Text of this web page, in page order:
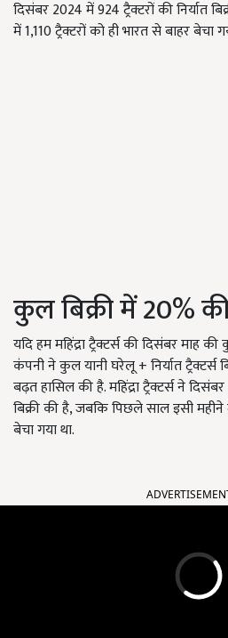
दिसंबर 2024 में 924 ट्रैक्टरों की निर्यात
में 1,110 ट्रैक्टरों को ही भारत से बाहर बेचा
कुल बिक्री में 20%
यदि हम महिंद्रा ट्रैक्टर्स की दिसंबर माह
कंपनी ने कुल यानी घरेलू + निर्यात ट्रैक्टर्स
बढ़त हासिल की है. महिंद्रा ट्रैक्टर्स ने
बिक्री की है, जबकि पिछले साल इसी
बेचा गया था.